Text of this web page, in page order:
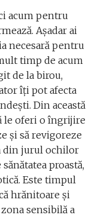
acum pentru
Așadar ai
necesară pentru
timp de acum
de la birou,
îți pot afecta
Din această
le oferi o îngrijire
și să revigoreze
din jurul ochilor
proastă,
Este timpul
hrănitoare și
sensibilă a